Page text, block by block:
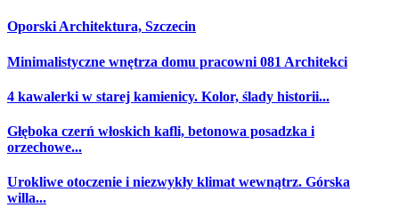
Oporski Architektura, Szczecin
Minimalistyczne wnętrza domu pracowni 081 Architekci
4 kawalerki w starej kamienicy. Kolor, ślady historii...
Głęboka czerń włoskich kafli, betonowa posadzka i
orzechowe...
Urokliwe otoczenie i niezwykły klimat wewnątrz. Górska
willa...